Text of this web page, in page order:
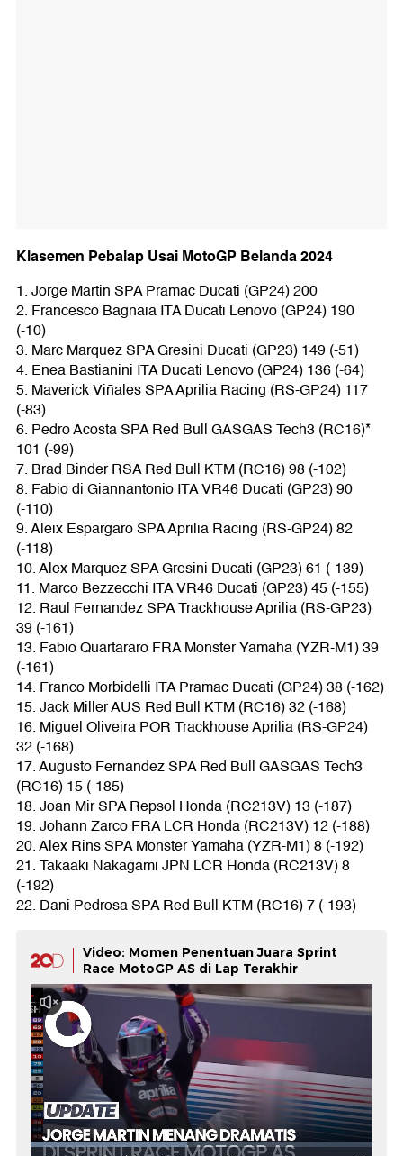
Klasemen Pebalap Usai MotoGP Belanda 2024
1. Jorge Martin SPA Pramac Ducati (GP24) 200
2. Francesco Bagnaia ITA Ducati Lenovo (GP24) 190
(-10)
3. Marc Marquez SPA Gresini Ducati (GP23) 149 (-51)
4. Enea Bastianini ITA Ducati Lenovo (GP24) 136 (-64)
5. Maverick Viñales SPA Aprilia Racing (RS-GP24) 117
(-83)
6. Pedro Acosta SPA Red Bull GASGAS Tech3 (RC16)*
101 (-99)
7. Brad Binder RSA Red Bull KTM (RC16) 98 (-102)
8. Fabio di Giannantonio ITA VR46 Ducati (GP23) 90
(-110)
9. Aleix Espargaro SPA Aprilia Racing (RS-GP24) 82
(-118)
10. Alex Marquez SPA Gresini Ducati (GP23) 61 (-139)
11. Marco Bezzecchi ITA VR46 Ducati (GP23) 45 (-155)
12. Raul Fernandez SPA Trackhouse Aprilia (RS-GP23)
39 (-161)
13. Fabio Quartararo FRA Monster Yamaha (YZR-M1) 39
(-161)
14. Franco Morbidelli ITA Pramac Ducati (GP24) 38 (-162)
15. Jack Miller AUS Red Bull KTM (RC16) 32 (-168)
16. Miguel Oliveira POR Trackhouse Aprilia (RS-GP24)
32 (-168)
17. Augusto Fernandez SPA Red Bull GASGAS Tech3
(RC16) 15 (-185)
18. Joan Mir SPA Repsol Honda (RC213V) 13 (-187)
19. Johann Zarco FRA LCR Honda (RC213V) 12 (-188)
20. Alex Rins SPA Monster Yamaha (YZR-M1) 8 (-192)
21. Takaaki Nakagami JPN LCR Honda (RC213V) 8
(-192)
22. Dani Pedrosa SPA Red Bull KTM (RC16) 7 (-193)
Video: Momen Penentuan Juara Sprint
Race MotoGP AS di Lap Terakhir